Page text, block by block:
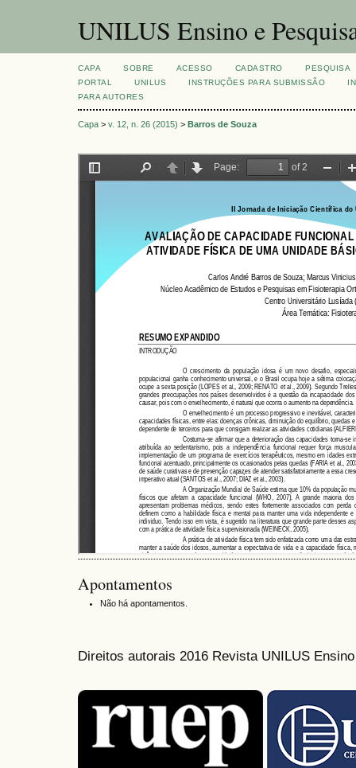
UNILUS Ensino e
CAPA SOBRE ACESSO CADASTRO
PESQUISA
PORTAL
UNILUS INSTRUÇÕES PARA SUBMISSÃO
PARA AUTORES
Capa > v. 12, n. 26 (2015) > Barros de Souza
Apontamentos
Não há apontamentos.
Direitos autorais 2016 Revista UNILUS